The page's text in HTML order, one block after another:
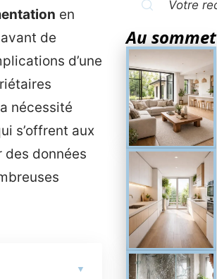
en
de
d’une
nécessité
s’offrent aux
données
Au sommet